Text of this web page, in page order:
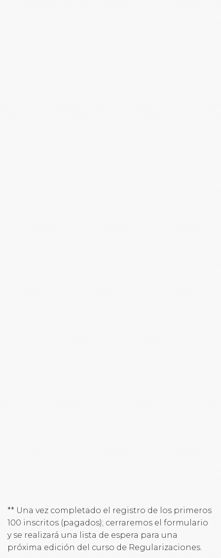
** Una vez completado el registro de los primeros
100 inscritos (pagados); cerraremos el formulario
y se realizará una lista de espera para una
próxima edición del curso de Regularizaciones.